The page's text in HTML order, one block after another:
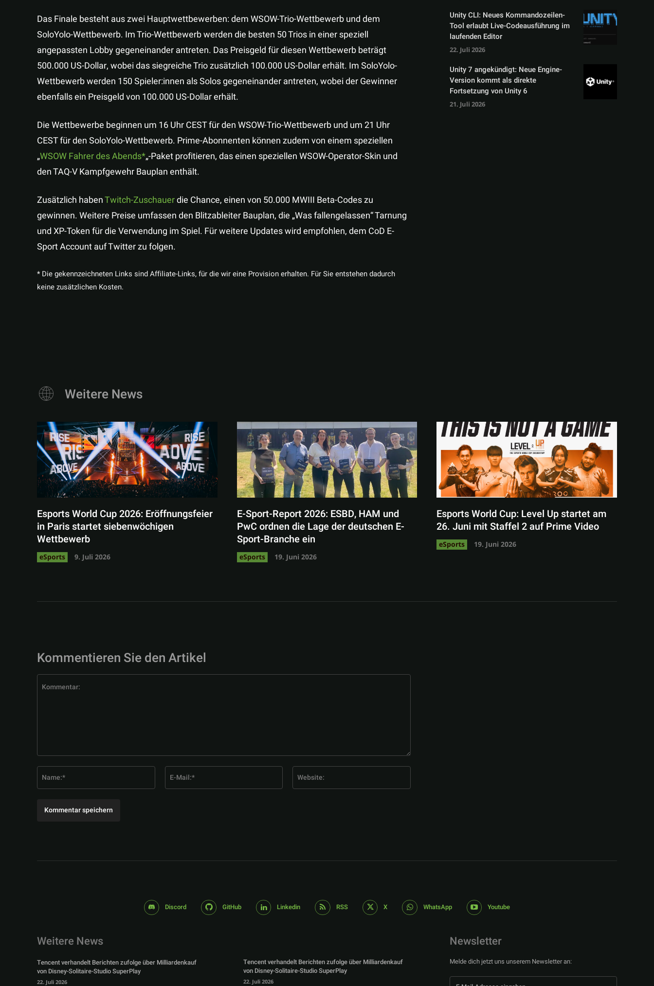
Das Finale besteht aus zwei Hauptwettbewerben: dem WSOW-Trio-Wettbewerb und dem
SoloYolo-Wettbewerb. Im Trio-Wettbewerb werden die besten 50 Trios in einer speziell
angepassten Lobby gegeneinander antreten. Das Preisgeld für diesen Wettbewerb beträgt
500.000 US-Dollar, wobei das siegreiche Trio zusätzlich 100.000 US-Dollar erhält. Im SoloYolo-
Wettbewerb werden 150 Spieler:innen als Solos gegeneinander antreten, wobei der Gewinner
ebenfalls ein Preisgeld von 100.000 US-Dollar erhält.
Die Wettbewerbe beginnen um 16 Uhr CEST für den WSOW-Trio-Wettbewerb und um 21 Uhr
CEST für den SoloYolo-Wettbewerb. Prime-Abonnenten können zudem von einem speziellen
„WSOW Fahrer des Abends „-Paket profitieren, das einen speziellen WSOW-Operator-Skin und
den TAQ-V Kampfgewehr Bauplan enthält.
Zusätzlich habenTwitch-Zuschauerdie Chance, einen von 50.000 MWIII Beta-Codes zu
gewinnen. Weitere Preise umfassen den Blitzableiter Bauplan, die „Was fallengelassen“ Tarnung
und XP-Token für die Verwendung im Spiel. Für weitere Updates wird empfohlen, dem CoD E-
Sport Account auf Twitter zu folgen.
* Die gekennzeichneten Links sind Affiliate-Links, für die wir eine Provision erhalten. Für Sie entstehen dadurch
keine zusätzlichen Kosten.
Unity CLI: Neues Kommandozeilen-
Tool erlaubt Live-Codeausführung im
laufenden Editor
22. Juli 2026
Unity 7 angekündigt: Neue Engine-
Version kommt als direkte
Fortsetzung von Unity 6
21. Juli 2026
Weitere News
Esports World Cup 2026: Eröffnungsfeier
in Paris startet siebenwöchigen
Wettbewerb
eSports 9. Juli 2026
E-Sport-Report 2026: ESBD, HAM und
PwC ordnen die Lage der deutschen E-
Sport-Branche ein
eSports 19. Juni 2026
Esports World Cup: Level Up startet am
26. Juni mit Staffel 2 auf Prime Video
eSports 19. Juni 2026
Kommentieren Sie den Artikel
Mail:*
Discord GitHub Linkedin RSS X WhatsApp Youtube
Weitere News
Tencent verhandelt Berichten zufolge über Milliardenkauf
von Disney-Solitaire-Studio SuperPlay
22. Juli 2026
Tencent verhandelt Berichten zufolge über Milliardenkauf
von Disney-Solitaire-Studio SuperPlay
22. Juli 2026
Newsletter
Melde dich jetzt uns unserem Newsletter an: